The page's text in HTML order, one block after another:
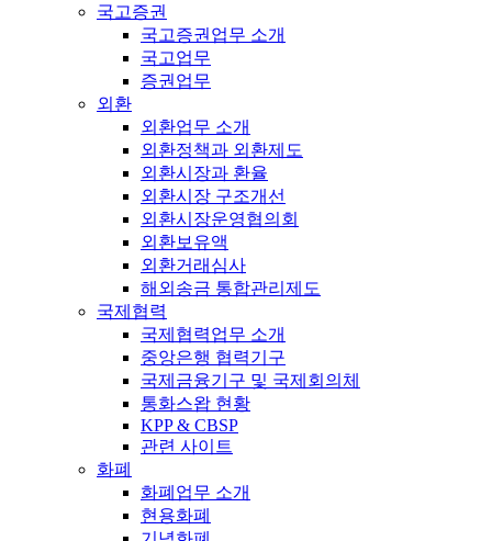
국고증권
국고증권업무 소개
국고업무
증권업무
외환
외환업무 소개
외환정책과 외환제도
외환시장과 환율
외환시장 구조개선
외환시장운영협의회
외환보유액
외환거래심사
해외송금 통합관리제도
국제협력
국제협력업무 소개
중앙은행 협력기구
국제금융기구 및 국제회의체
통화스왑 현황
KPP & CBSP
관련 사이트
화폐
화폐업무 소개
현용화폐